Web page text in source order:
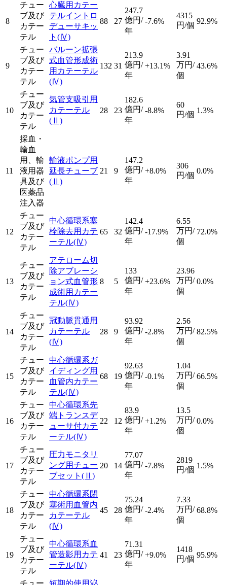
8
チュー
ブ及び
カテー
テル
心臓用カテー
テルイントロ
デューサキッ
ト (Ⅳ)
88 27
247.7
億円/
年
-7.6%
4315
円/個 92.9%
9
チュー
ブ及び
カテー
テル
バルーン拡張
式血管形成術
用カテーテル
(Ⅳ)
132 31
213.9
億円/
年
+13.1%
3.91
万円/
個
43.6%
10
チュー
ブ及び
カテー
テル
気管支吸引用
カテーテル
(Ⅱ)
28 23
182.6
億円/
年
-8.8%
60
円/個 1.3%
11
採血・
輸血
用、輸
液用器
具及び
医薬品
注入器
輸液ポンプ用
延長チューブ
(Ⅱ)
21 9
147.2
億円/
年
+8.0%
306
円/個
0.0%
12
チュー
ブ及び
カテー
テル
中心循環系塞
栓除去用カテ
ーテル(Ⅳ)
65 32
142.4
億円/
年
-17.9%
6.55
万円/
個
72.0%
13
チュー
ブ及び
カテー
テル
アテローム切
除アブレーシ
ョン式血管形
成術用カテー
テル(Ⅳ)
8 5
133
億円/
年
+23.6%
23.96
万円/
個
0.0%
14
チュー
ブ及び
カテー
テル
冠動脈貫通用
カテーテル
(Ⅳ)
28 9
93.92
億円/
年
-2.8%
2.56
万円/
個
82.5%
15
チュー
ブ及び
カテー
テル
中心循環系ガ
イディング用
血管内カテー
テル(Ⅳ)
68 19
92.63
億円/
年
-0.1%
1.04
万円/
個
66.5%
16
チュー
ブ及び
カテー
テル
中心循環系先
端トランスデ
ューサ付カテ
ーテル(Ⅳ)
22 12
83.9
億円/
年
+1.2%
13.5
万円/
個
0.0%
17
チュー
ブ及び
カテー
テル
圧力モニタリ
ング用チュー
ブセット (Ⅱ)
20 14
77.07
億円/
年
-7.8%
2819
円/個 1.5%
18
チュー
ブ及び
カテー
テル
中心循環系閉
塞術用血管内
カテーテル
(Ⅳ)
45 28
75.24
億円/
年
-2.4%
7.33
万円/
個
68.8%
19
チュー
ブ及び
カテー
テル
中心循環系血
管造影用カテ
ーテル(Ⅳ)
41 23
71.31
億円/
年
+9.0%
1418
円/個 95.9%